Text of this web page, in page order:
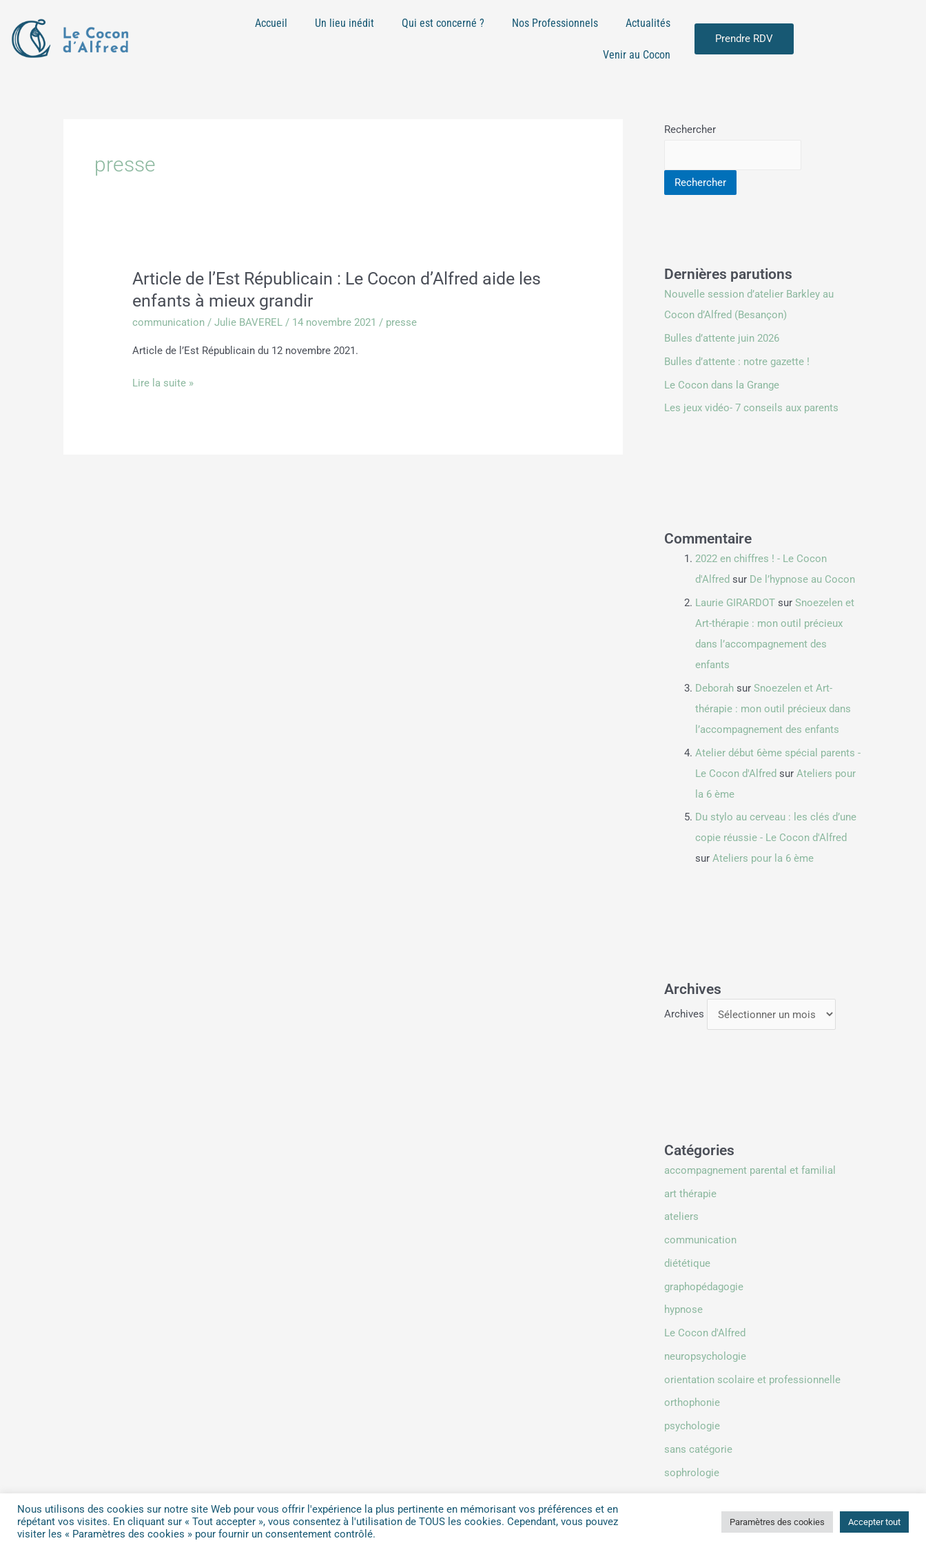
contenu
Accueil Un lieu inédit Qui est concerné ? Nos Professionnels Actualités
Venir au Cocon
Prendre RDV
presse
Article de l’Est Républicain : Le Cocon d’Alfred aide les
enfants à mieux grandir
communication /Julie BAVEREL/ 14 novembre 2021/ presse
Article de l’Est Républicain du 12 novembre 2021.
Article
l’Est
Républicain
Lire la suite »
Rechercher
Rechercher
Dernières parutions
Nouvelle session d’atelier Barkley au
Cocon d’Alfred (Besançon)
Bulles d’attente juin 2026
Bulles d’attente : notre gazette !
Le Cocon dans la Grange
Les jeux vidéo- 7 conseils aux parents
Commentaire
2022 en chiffres ! - Le Cocon
d'Alfred sur De l’hypnose au Cocon
Laurie GIRARDOT sur Snoezelen et
Art-thérapie : mon outil précieux
dans l’accompagnement des
enfants
Deborah sur Snoezelen et Art-
thérapie : mon outil précieux dans
l’accompagnement des enfants
Atelier début 6ème spécial parents -
Le Cocon d'Alfred sur Ateliers pour
la 6 ème
Du stylo au cerveau : les clés d’une
copie réussie - Le Cocon d'Alfred
sur Ateliers pour la 6 ème
Archives
Archives
Catégories
accompagnement parental et familial
art thérapie
ateliers
communication
diététique
graphopédagogie
hypnose
Le Cocon d'Alfred
neuropsychologie
orientation scolaire et professionnelle
orthophonie
psychologie
sans catégorie
sophrologie
Nous utilisons des cookies sur notre site Web pour vous offrir l'expérience la plus pertinente en mémorisant vos préférences et en
répétant vos visites. En cliquant sur « Tout accepter », vous consentez à l'utilisation de TOUS les cookies. Cependant, vous pouvez
visiter les « Paramètres des cookies » pour fournir un consentement contrôlé.
Paramètres des cookies Accepter tout